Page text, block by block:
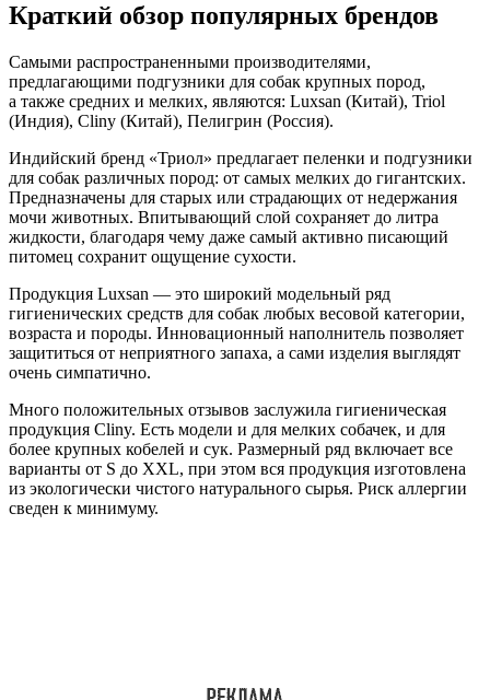
Краткий обзор популярных брендов
Самыми распространенными производителями,
предлагающими подгузники для собак крупных пород,
а также средних и мелких, являются: Luxsan (Китай), Triol
(Индия), Cliny (Китай), Пелигрин (Россия).
Индийский бренд «Триол» предлагает пеленки и подгузники
для собак различных пород: от самых мелких до гигантских.
Предназначены для старых или страдающих от недержания
мочи животных. Впитывающий слой сохраняет до литра
жидкости, благодаря чему даже самый активно писающий
питомец сохранит ощущение сухости.
Продукция Luxsan — это широкий модельный ряд
гигиенических средств для собак любых весовой категории,
возраста и породы. Инновационный наполнитель позволяет
защититься от неприятного запаха, а сами изделия выглядят
очень симпатично.
Много положительных отзывов заслужила гигиеническая
продукция Cliny. Есть модели и для мелких собачек, и для
более крупных кобелей и сук. Размерный ряд включает все
варианты от S до XXL, при этом вся продукция изготовлена
из экологически чистого натурального сырья. Риск аллергии
сведен к минимуму.